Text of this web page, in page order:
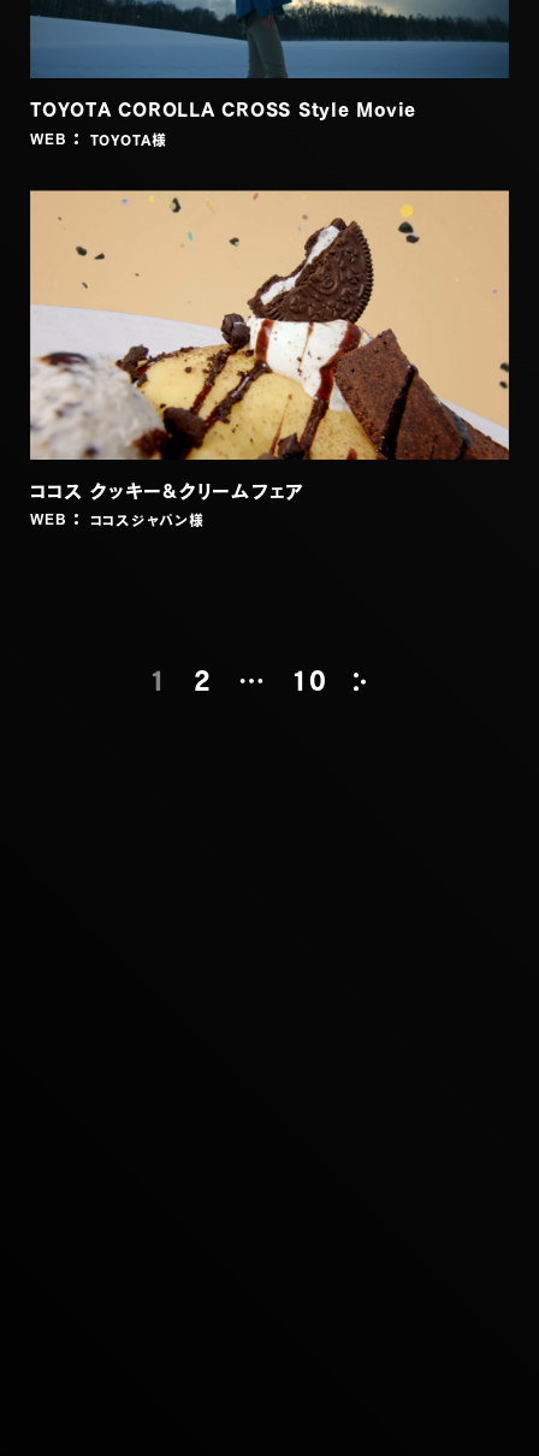
TOYOTA COROLLA CROSS Style Movie
WEB TOYOTA様
ココス クッキー&クリームフェア
WEB ココスジャパン様
1 2 … 10